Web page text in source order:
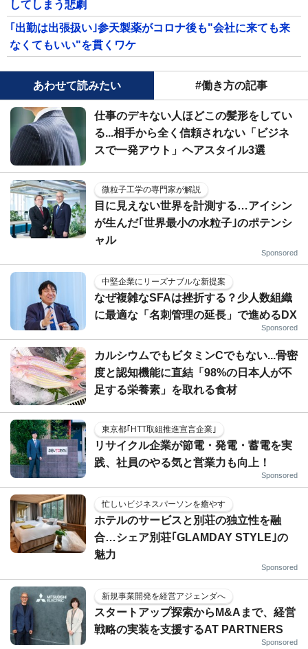
してしまう悲劇
｢出勤は出張扱い｣参天製薬がコロナ後も"会社に来ても来
なくてもいい"を貫くワケ
あわせて読みたい #働き方の記事
仕事のデキない人ほどこの髪形をしてい
る...相手から全く信頼されない「ビジネ
スで一発アウト」ヘアスタイル3選
微粒子工学の専門家が解説
目に見えない世界を計測する…アイシン
が生んだ｢世界最小の水粒子｣のポテンシ
ャル
Sponsored
中堅企業にリーズナブルな新提案
なぜ複雑なSFAは挫折する？少人数組織
に最適な「名刺管理の延長」で進めるDX
Sponsored
カルシウムでもビタミンCでもない...骨密
度と認知機能に直結「98%の日本人が不
足する栄養素」を取れる食材
東京都｢HTT取組推進宣言企業｣
リサイクル企業が節電・発電・蓄電を実
践、社員のやる気と営業力も向上！
Sponsored
忙しいビジネスパーソンを癒やす
ホテルのサービスと別荘の独立性を融
合…シェア別荘｢GLAMDAY STYLE｣の
魅力
Sponsored
新規事業開発を経営アジェンダへ
スタートアップ探索からM&Aまで、経営
戦略の実装を支援するAT PARTNERS
Sponsored